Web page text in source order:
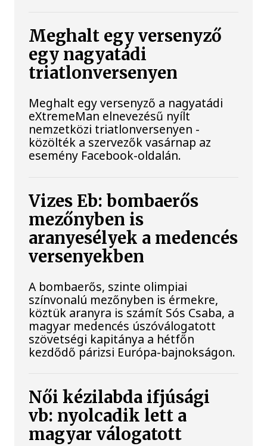
Meghalt egy versenyző
egy nagyatádi
triatlonversenyen
Meghalt egy versenyző a nagyatádi
eXtremeMan elnevezésű nyílt
nemzetközi triatlonversenyen -
közölték a szervezők vasárnap az
esemény Facebook-oldalán.
Vizes Eb: bombaerős
mezőnyben is
aranyesélyek a medencés
versenyekben
A bombaerős, szinte olimpiai
színvonalú mezőnyben is érmekre,
köztük aranyra is számít Sós Csaba, a
magyar medencés úszóválogatott
szövetségi kapitánya a hétfőn
kezdődő párizsi Európa-bajnokságon.
Női kézilabda ifjúsági
vb: nyolcadik lett a
magyar válogatott